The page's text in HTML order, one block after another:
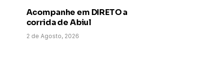
Acompanhe em DIRETO a
corrida de Abiul
2 de Agosto, 2026